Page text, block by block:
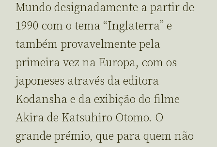
Mundo designadamente a partir de
1990 com o tema “Inglaterra” e
também provavelmente pela
primeira vez na Europa, com os
japoneses através da editora
Kodansha e da exibição do filme
Akira de Katsuhiro Otomo. O
grande prémio, que para quem não